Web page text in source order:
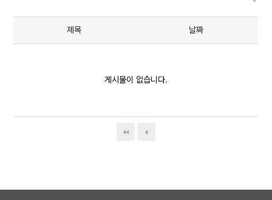
제목 날짜
게시물이 없습니다.